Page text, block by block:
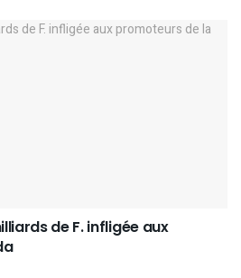
de F. infligée aux